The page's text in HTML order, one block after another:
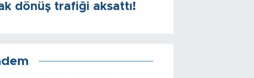
dönüş trafiği aksattı!